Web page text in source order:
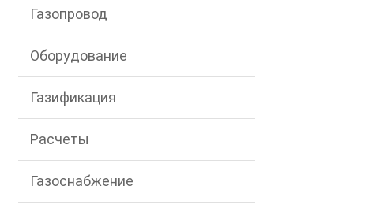
Газопровод
Оборудование
Газификация
Расчеты
Газоснабжение